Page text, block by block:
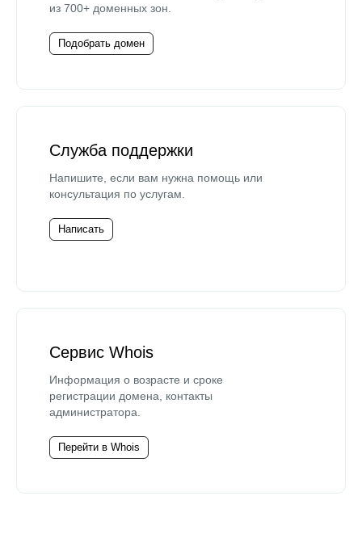
из 700+ доменных зон.
Подобрать домен
Служба поддержки
Напишите, если вам нужна помощь или
консультация по услугам.
Написать
Сервис Whois
Информация о возрасте и сроке
регистрации домена, контакты
администратора.
Перейти в Whois